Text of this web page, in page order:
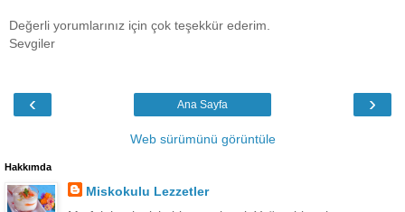
Değerli yorumlarınız için çok teşekkür ederim.
Sevgiler
‹ ›
Ana Sayfa
Web sürümünü görüntüle
Hakkımda
Miskokulu Lezzetler